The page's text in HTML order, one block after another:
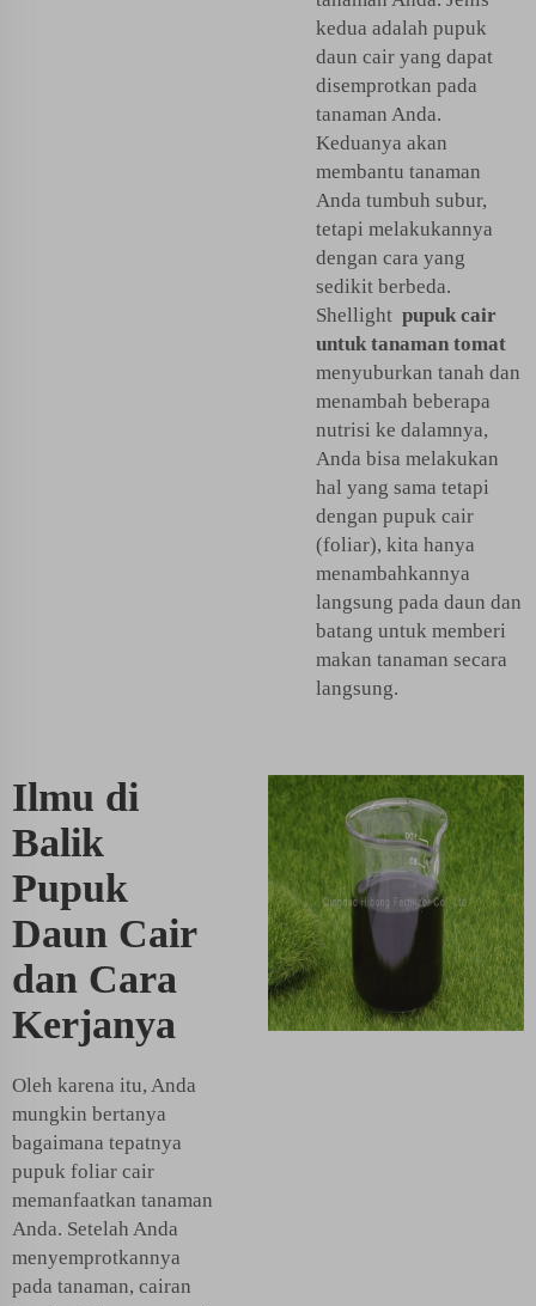
kedua adalah pupuk
daun cair yang dapat
disemprotkan pada
tanaman Anda.
Keduanya akan
membantu tanaman
Anda tumbuh subur,
tetapi melakukannya
dengan cara yang
sedikit berbeda.
Shellight pupuk cair
untuk tanaman tomat
menyuburkan tanah dan
menambah beberapa
nutrisi ke dalamnya,
Anda bisa melakukan
hal yang sama tetapi
dengan pupuk cair
(foliar), kita hanya
menambahkannya
langsung pada daun dan
batang untuk memberi
makan tanaman secara
langsung.
Ilmu di
Balik
Pupuk
Daun Cair
dan Cara
Kerjanya
Oleh karena itu, Anda
mungkin bertanya
bagaimana tepatnya
pupuk foliar cair
memanfaatkan tanaman
Anda. Setelah Anda
menyemprotkannya
pada tanaman, cairan